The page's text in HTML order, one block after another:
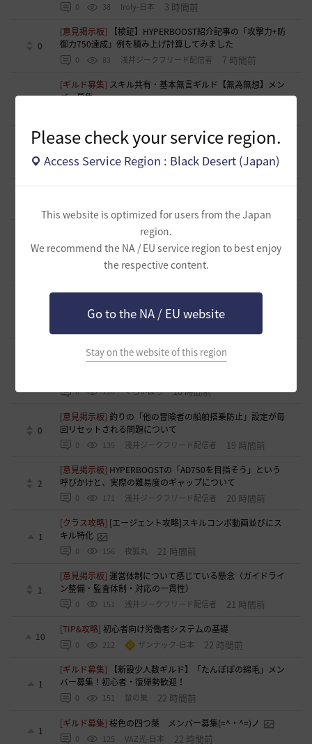
Please check your service region.
Access Service Region : Black Desert (Japan)
This website is optimized for users from the Japan
region.
We recommend the NA / EU service region to best enjoy
the respective content.
Go to the NA / EU website
Stay on the website of this region
0 38 Iroly-日本 3 時間前
0
[意見掲示板]
【検証】HYPERBOOST紹介記事の「攻撃力+防
御力750達成」例を積み上げ計算してみました
0 83 浅井ジークフリード配信者 7 時間前
0
[ギルド募集] スキル共有・基本無言ギルド【無為無想】メン
バー募集
[意見掲示板]フィードバック構造そのものへの懸念（サイレ
ント離脱と可視化の限界について）
1 111 浅井ジークフリード配信者 10 時間前
15 時間前
1
好きなキャラで好きなことを！無言OK挨拶自
由！基本ソロだけどたまにおしゃべりを楽しんだり(*'ω'*)
【魔弾の射手】で一緒に遊びませんか？
125 oすずo 15 時間前
ギルド【Patera】ギルドメンバー募集中！ 初心
者復帰者歓迎！！
[ギルド募集]ギルチャ完全無言推奨・ソロ向けギルド「スト
レイキャッツ」メンバー募集（ギルドボス有・初心者復帰者
0 120 くろいばら 18 時間前
0
[意見掲示板]釣りの「他の冒険者の船舶搭乗防止」設定が毎
回リセットされる問題について
0 135 浅井ジークフリード配信者 19 時間前
2
[意見掲示板] HYPERBOOSTの「AD750を目指そう」という
呼びかけと、実際の難易度のギャップについて
0 171 浅井ジークフリード配信者 20 時間前
1
[クラス攻略] [エージェント攻略]スキルコンボ動画並びにス
キル特化
0 156 夜狐丸 21 時間前
1
[意見掲示板]運営体制について感じている懸念（ガイドライ
ン整備・監査体制・対応の一貫性）
0 151 浅井ジークフリード配信者 21 時間前
10
[TIP&攻略]初心者向け労働者システムの基礎
0 212 ザンナック-日本 22 時間前
1
[ギルド募集]
【新設少人数ギルド】「たんぽぽの綿毛」メン
バー募集！初心者・復帰勢歓迎！
0 151 鼠の巣 22 時間前
1
[ギルド募集]桜色の四つ葉 メンバー募集(=^・^=)ノ
0 125 VAZ光-日本 22 時間前